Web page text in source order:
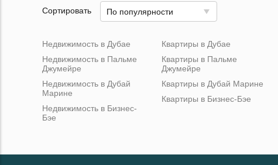
Сортировать По популярности
Недвижимость в Дубае
Недвижимость в Пальме
Джумейре
Недвижимость в Дубай
Марине
Недвижимость в Бизнес-
Бэе
Квартиры в Дубае
Квартиры в Пальме
Джумейре
Квартиры в Дубай Марине
Квартиры в Бизнес-Бэе